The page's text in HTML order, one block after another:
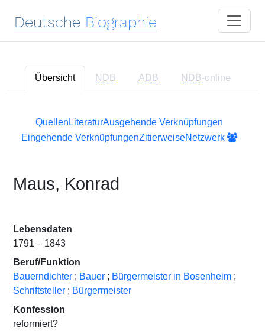
Deutsche Biographie
Übersicht NDB ADB NDB-online
Quellen LiteraturAusgehende Verknüpfungen
Eingehende VerknüpfungenZitierweiseNetzwerk
Maus, Konrad
Lebensdaten
1791 – 1843
Beruf/Funktion
Bauerndichter ; Bauer ; Bürgermeister in Bosenheim ;
Schriftsteller ; Bürgermeister
Konfession
reformiert?